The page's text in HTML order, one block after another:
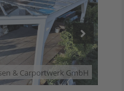
& Carportwerk GmbH